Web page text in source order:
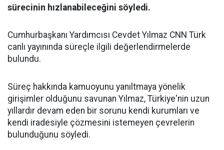
sürecinin hızlanabileceğini söyledi.
Cumhurbaşkanı Yardımcısı Cevdet Yılmaz CNN Türk
canlı yayınında süreçle ilgili değerlendirmelerde
bulundu.
Süreç hakkında kamuoyunu yanıltmaya yönelik
girişimler olduğunu savunan Yılmaz, Türkiye'nin uzun
yıllardır devam eden bir sorunu kendi kurumları ve
kendi iradesiyle çözmesini istemeyen çevrelerin
bulunduğunu söyledi.